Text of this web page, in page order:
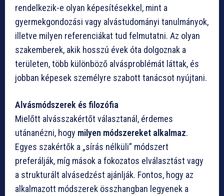
rendelkezik-e olyan képesítésekkel, mint a
gyermekgondozási vagy alvástudományi tanulmányok,
illetve milyen referenciákat tud felmutatni. Az olyan
szakemberek, akik hosszú évek óta dolgoznak a
területen, több különböző alvásproblémát láttak, és
jobban képesek személyre szabott tanácsot nyújtani.
Alvásmódszerek és filozófia
Mielőtt alvásszakértőt választanál, érdemes
utánanézni, hogy milyen módszereket alkalmaz.
Egyes szakértők a „sírás nélküli” módszert
preferálják, míg mások a fokozatos elválasztást vagy
a strukturált alvásedzést ajánlják. Fontos, hogy az
alkalmazott módszerek összhangban legyenek a